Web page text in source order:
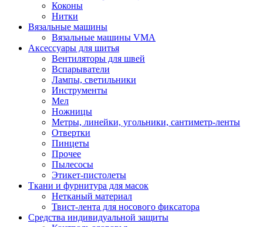
Коконы
Нитки
Вязальные машины
Вязальные машины VMA
Аксессуары для шитья
Вентиляторы для швей
Вспарыватели
Лампы, светильники
Инструменты
Мел
Ножницы
Метры, линейки, угольники, сантиметр-ленты
Отвертки
Пинцеты
Прочее
Пылесосы
Этикет-пистолеты
Ткани и фурнитура для масок
Нетканый материал
Твист-лента для носового фиксатора
Средства индивидуальной защиты